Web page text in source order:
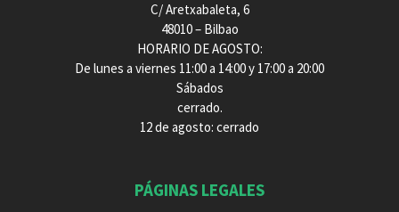
C/ Aretxabaleta, 6
48010 – Bilbao
HORARIO DE AGOSTO:
De lunes a viernes 11:00 a 14:00 y 17:00 a 20:00
Sábados
cerrado.
12 de agosto: cerrado
PÁGINAS LEGALES